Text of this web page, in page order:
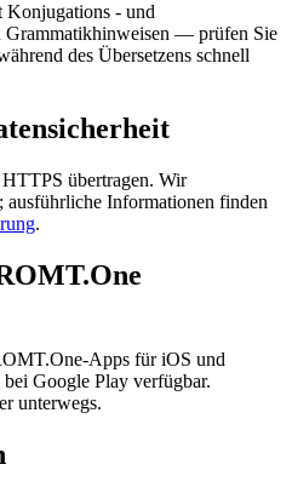
Konjugations - und
Grammatikhinweisen — prüfen Sie
des Übersetzens schnell
übertragen. Wir
Informationen finden
.
Apps für iOS und
Google Play verfügbar.
unterwegs.